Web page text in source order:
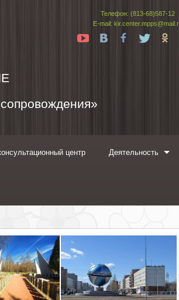
Телефон: (813-68)587-12
E-mail:
Yt
Tw
центр Деятельность